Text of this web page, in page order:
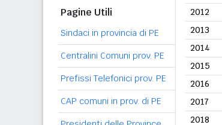
Pagine Utili
Sindaci in provincia di PE
Centralini Comuni prov. PE
Prefissi Telefonici prov. PE
CAP comuni in prov. di PE
2012
2013
2014
2015
2016
2017
2018